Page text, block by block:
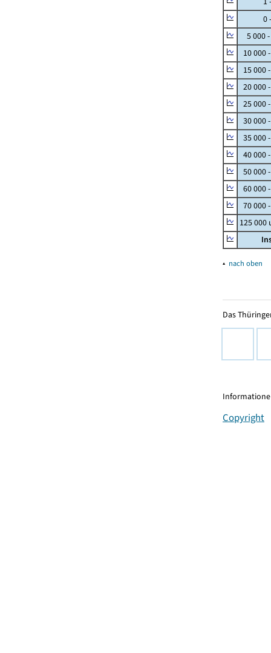
0 -
5 000
10 000
15 000
20 000
25 000
30 000
35 000
40 000
50 000
60 000
70 000
125
▴ nach oben
Das
Copyright